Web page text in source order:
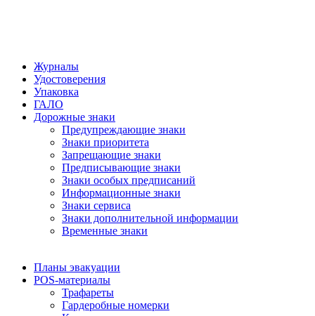
Журналы
Удостоверения
Упаковка
ГАЛО
Дорожные знаки
Предупреждающие знаки
Знаки приоритета
Запрещающие знаки
Предписывающие знаки
Знаки особых предписаний
Информационные знаки
Знаки сервиса
Знаки дополнительной информации
Временные знаки
Планы эвакуации
POS-материалы
Трафареты
Гардеробные номерки